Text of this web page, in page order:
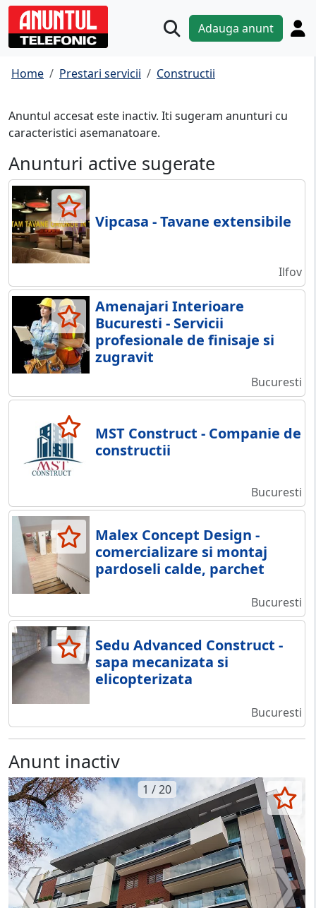
Adauga anunt
Home Prestari servicii Constructii
Anuntul accesat este inactiv. Iti sugeram anunturi cu
caracteristici asemanatoare.
Anunturi active sugerate
Vipcasa - Tavane extensibile
Ilfov
Amenajari Interioare
Bucuresti - Servicii
profesionale de finisaje si
zugravit
Bucuresti
MST Construct - Companie de
constructii
Bucuresti
Malex Concept Design -
comercializare si montaj
pardoseli calde, parchet
Bucuresti
Sedu Advanced Construct -
sapa mecanizata si
elicopterizata
Bucuresti
Anunt inactiv
1 / 20